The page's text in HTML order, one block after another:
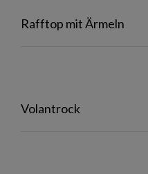
Rafftop mit Ärmeln
Volantrock